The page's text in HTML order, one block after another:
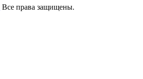
Все права защищены.